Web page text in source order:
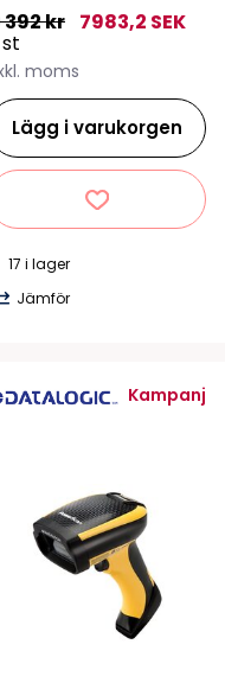
392 kr 7983,2 SEK
moms
Lägg i varukorgen
17 i lager
Jämför
Kampanj